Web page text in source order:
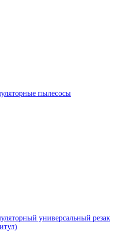
пылесосы
универсальный резак